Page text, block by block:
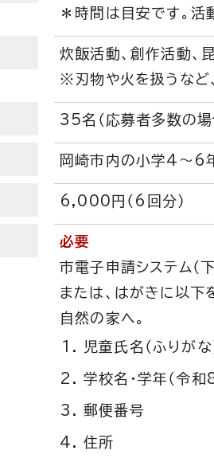
＊時間は目安です。活
炊飯活動、創作活動、
※刃物や火を扱うなど
35名（応募者多数の場
岡崎市内の小学4～6年
6,000円（6回分）
必要
市電子申請システム（下
または、はがきに以
自然の家へ。
児童氏名（ふりがな
学校名・学年（令
郵便番号
住所